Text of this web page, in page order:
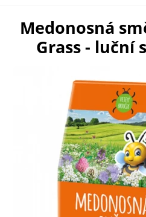
Medonosná
Grass - luční